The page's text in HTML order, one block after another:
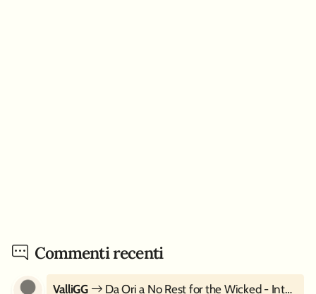
Commenti recenti
ValliGG
Da Ori a No Rest for the Wicked - Intervista a Moon Studios